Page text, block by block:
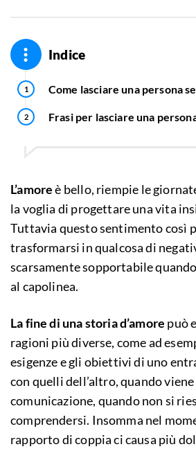
Indice
Come lasciare una persona
Frasi per lasciare una
L’amoreè bello, riempie le
la voglia di progettare una vita
Tuttavia questo sentimento così
trasformarsi in qualcosa di
scarsamente sopportabile
al capolinea.
La fine di una storia d’amore può
ragioni più diverse, come ad
esigenze e gli obiettivi di uno
con quelli dell’altro, quando viene
comunicazione, quando non si
comprendersi. Insomma nel
rapporto di coppia ci causa più